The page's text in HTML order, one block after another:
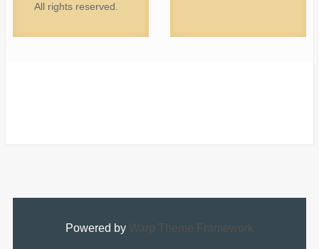
All rights reserved.
Powered by Warp Theme Framework